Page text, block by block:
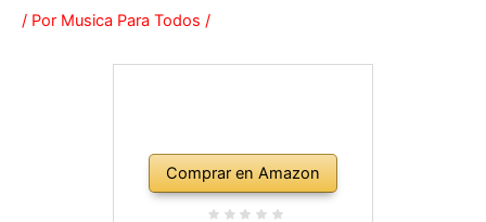
/ Por Musica Para Todos /
Comprar en Amazon